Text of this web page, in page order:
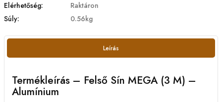
Elérhetőség:
Raktáron
Súly:
0.56kg
Leírás
Termékleírás – Felső Sín MEGA (3 M) –
Alumínium